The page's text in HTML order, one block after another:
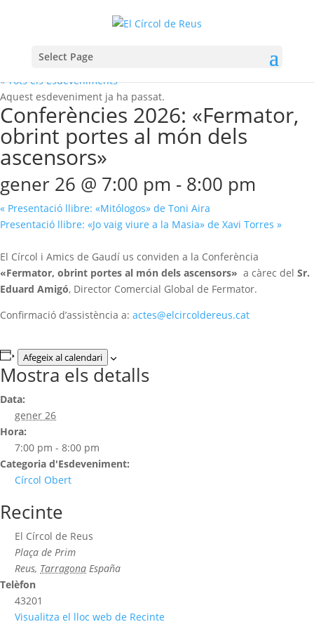
Select Page
« Tots els Esdeveniments
Aquest esdeveniment ja ha passat.
Conferències 2026: «Fermator,
obrint portes al món dels
ascensors»
gener 26 @ 7:00 pm - 8:00 pm
« Presentació llibre: «Mitólogos» de Toni Aira
Presentació llibre: «Jo vaig viure a la Masia» de Xavi Torres »
El Círcol i Amics de Gaudí us conviden a la Conferència
«Fermator, obrint portes al món dels ascensors» a càrec del Sr.
Eduard Amigó, Director Comercial Global de Fermator.
Confirmació d’assistència a: actes@elcircoldereus.cat
Afegeix al calendari
Mostra els detalls
Data:
gener 26
Hora:
7:00 pm - 8:00 pm
Categoria d'Esdeveniment:
Círcol Obert
Recinte
El Círcol de Reus
Plaça de Prim
Reus, Tarragona España
Telèfon
43201
Visualitza el lloc web de Recinte